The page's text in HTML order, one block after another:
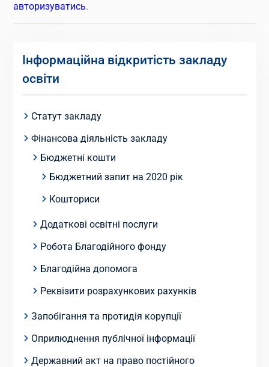
авторизуватись.
Інформаційна відкритість закладу
освіти
Статут закладу
Фінансова діяльність закладу
Бюджетні кошти
Бюджетний запит на 2020 рік
Кошториси
Додаткові освітні послуги
Робота Благодійного фонду
Благодійна допомога
Реквізити розрахункових рахунків
Запобігання та протидія корупції
Оприлюднення публічної інформації
Державний акт на право постійного